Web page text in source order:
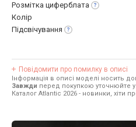
Розмітка циферблата
Колір
Підсвічування
Повідомити про помилку в описі
Інформація в описі моделі носить
Завжди перед покупкою уточнюйте у
Каталог Atlantic 2026 - новинки, хіти